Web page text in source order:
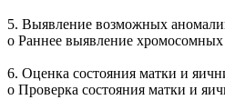
5. Выявление возможных
o Раннее выявление
6. Оценка состояния матки и
o Проверка состояния матки и